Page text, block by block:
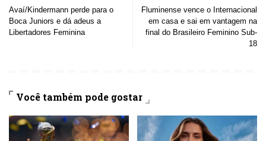
Avaí/Kindermann perde para o
Boca Juniors e dá adeus a
Libertadores Feminina
Fluminense vence o Internacional
em casa e sai em vantagem na
final do Brasileiro Feminino Sub-
18
Você também pode gostar